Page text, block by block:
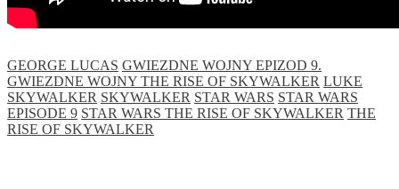
GEORGE LUCAS GWIEZDNE WOJNY EPIZOD 9.
GWIEZDNE WOJNY THE RISE OF SKYWALKER LUKE
SKYWALKER SKYWALKER STAR WARS STAR WARS
EPISODE 9 STAR WARS THE RISE OF SKYWALKER THE
RISE OF SKYWALKER